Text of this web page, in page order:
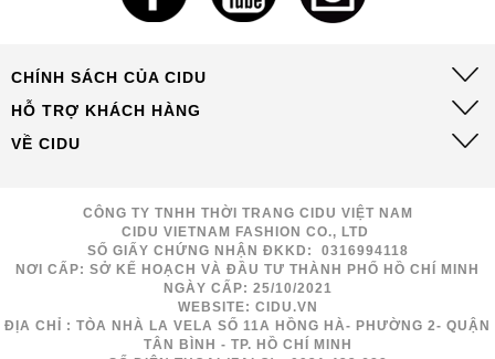
CHÍNH SÁCH CỦA CIDU
HỖ TRỢ KHÁCH HÀNG
VỀ CIDU
CÔNG TY TNHH THỜI TRANG CIDU VIỆT NAM
CIDU VIETNAM FASHION CO., LTD
SỐ GIẤY CHỨNG NHẬN ĐKKD: 0316994118
NƠI CẤP: SỞ KẾ HOẠCH VÀ ĐẦU TƯ THÀNH PHỐ HỒ CHÍ MINH
NGÀY CẤP: 25/10/2021
WEBSITE: CIDU.VN
ĐỊA CHỈ : TÒA NHÀ LA VELA SỐ 11A HỒNG HÀ- PHƯỜNG 2- QUẬN
TÂN BÌNH - TP. HỒ CHÍ MINH